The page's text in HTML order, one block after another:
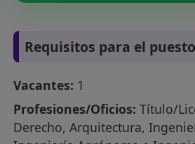
Requisitos para el puesto
Vacantes: 1
Profesiones/Oficios: Título/
Derecho, Arquitectura,